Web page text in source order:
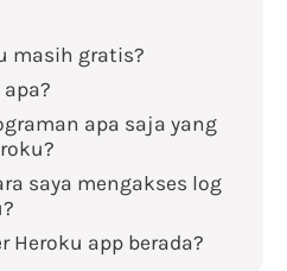
masih gratis?
apa saja yang
saya mengakses log
Heroku app berada?